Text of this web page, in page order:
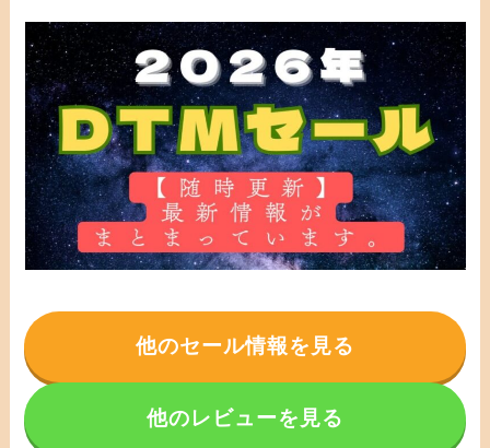
他のセール情報を見る
他のレビューを見る